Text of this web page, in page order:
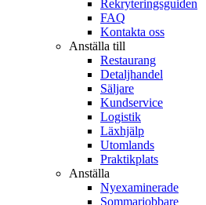
Rekryteringsguiden
FAQ
Kontakta oss
Anställa till
Restaurang
Detaljhandel
Säljare
Kundservice
Logistik
Läxhjälp
Utomlands
Praktikplats
Anställa
Nyexaminerade
Sommarjobbare